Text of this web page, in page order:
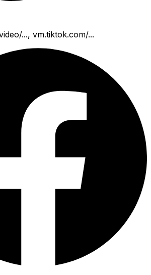
..., vm.tiktok.com/...